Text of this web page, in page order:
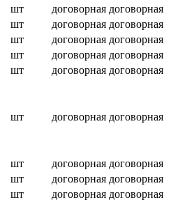
шт договорная договорная
шт договорная договорная
шт договорная договорная
шт договорная договорная
шт договорная договорная
шт договорная договорная
шт договорная договорная
шт договорная договорная
шт договорная договорная